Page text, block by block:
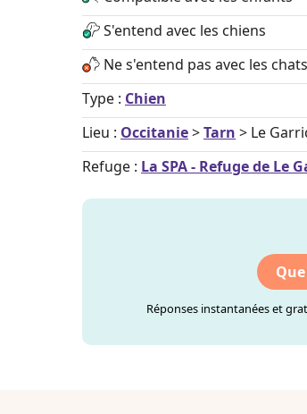
S'entend avec les chiens
Ne s'entend pas avec les chats
Type : Chien
Lieu : Occitanie>Tarn > Le
Refuge : La SPA - Refuge de Le
Réponses instantanées et